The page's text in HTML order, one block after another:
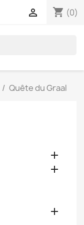
shopping_cart (0)

Quête du Graal


